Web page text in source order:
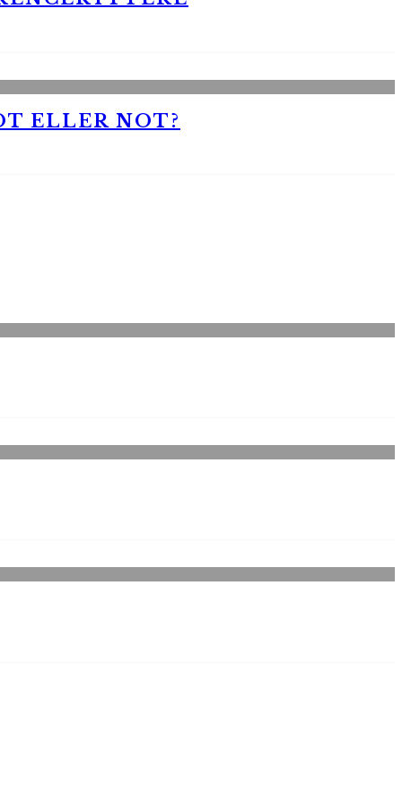
ELLER NOT?